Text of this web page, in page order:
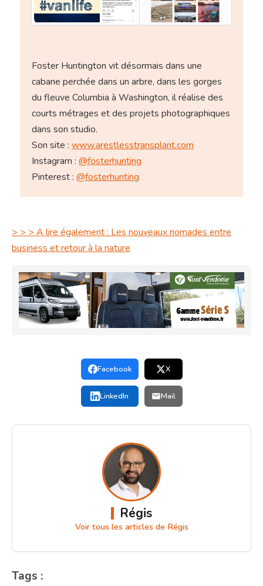
Foster Huntington vit désormais dans une
cabane perchée dans un arbre, dans les gorges
du fleuve Columbia à Washington, il réalise des
courts métrages et des projets photographiques
dans son studio.
Son site :www.arestlesstransplant.com
Instagram :@fosterhunting
Pinterest :@fosterhunting
> > > A lire également : Les nouveaux nomades entre
business et retour à la nature
Facebook X
LinkedIn Mail
Régis
Voir tous les articles de Régis
Tags :